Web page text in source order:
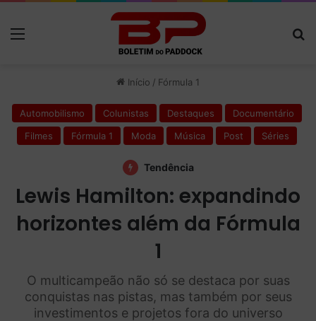
Início / Fórmula 1
Automobilismo Colunistas Destaques
Documentário
Filmes
Fórmula 1 Moda Música Post Séries
Tendência
Lewis Hamilton: expandindo
horizontes além da Fórmula
1
O multicampeão não só se destaca por suas
conquistas nas pistas, mas também por seus
investimentos e projetos fora do universo